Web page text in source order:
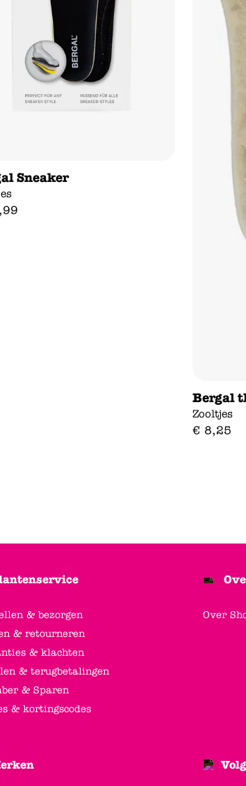
Sneaker
,99
Bergal
Zooltjes
€ 8,25
& bezorgen
& retourneren
& klachten
& terugbetalingen
& Sparen
& kortingscodes
Over